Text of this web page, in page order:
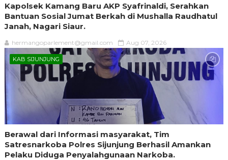
Kapolsek Kamang Baru AKP Syafrinaldi, Serahkan
Bantuan Sosial Jumat Berkah di Mushalla Raudhatul
Janah, Nagari Siaur.
hermangoparlement@gmail.com Aug 07, 2026
KAB SIJUNJUNG
Berawal dari Informasi masyarakat, Tim
Satresnarkoba Polres Sijunjung Berhasil Amankan
Pelaku Diduga Penyalahgunaan Narkoba.